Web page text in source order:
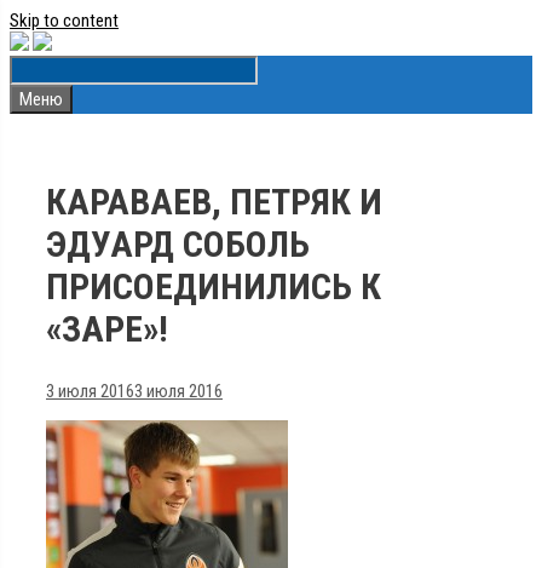
Skip to content
Меню
КАРАВАЕВ, ПЕТРЯК И
ЭДУАРД СОБОЛЬ
ПРИСОЕДИНИЛИСЬ К
«ЗАРЕ»!
3 июля 20163 июля 2016